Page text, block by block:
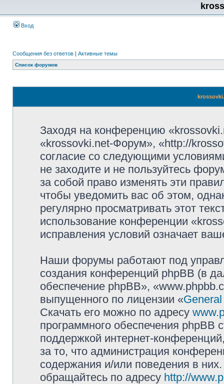
Вход
Сообщения без ответов | Активные темы
Список форумов
Заходя на конференцию
«krossovki.net-Форум», «http://
согласие со следующими
не заходите и не пользуйтесь
за собой право изменять эти
чтобы уведомить вас об этом,
регулярно просматривать этот
использование конференции
исправления условий означает
Наши форумы работают под
создания конференций phpBB (в
обеспечение phpBB»,
выпущенного по лицензии «
Скачать его можно по адресу
программного обеспечения phpBB
поддержкой интернет-
за то, что администрация
содержания и/или поведения в
обращайтесь по адресу http://